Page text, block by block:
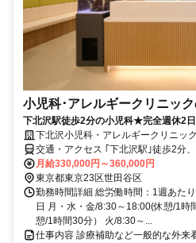
小児科･アレルギークリニッ
下北沢駅徒歩2分の小児科★完全週休2
下北沢小児科・アレルギークリニック
交通・アクセス ｢下北沢駅｣徒歩2分
田駅｣徒歩9分、｢東北沢駅｣徒歩10分
月給330,000円～360,000円
東京都東京23区世田谷区
勤務時間詳細 総労働時間：1週あた
日 月・水・金/8:30～18:00(休憩/1
憩/1時間30分） 火/8:30～...
仕事内容 診療補助など一般的な外来